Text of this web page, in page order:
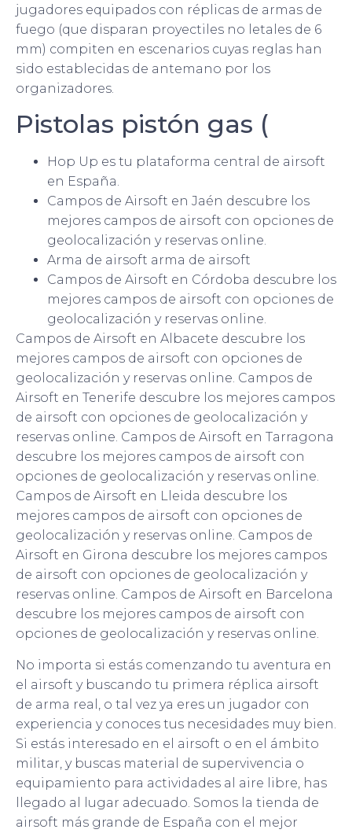
jugadores equipados con réplicas de armas de
fuego (que disparan proyectiles no letales de 6
mm) compiten en escenarios cuyas reglas han
sido establecidas de antemano por los
organizadores.
Pistolas pistón gas (
Hop Up es tu plataforma central de airsoft
en España.
Campos de Airsoft en Jaén descubre los
mejores campos de airsoft con opciones de
geolocalización y reservas online.
Arma de airsoft arma de airsoft
Campos de Airsoft en Córdoba descubre los
mejores campos de airsoft con opciones de
geolocalización y reservas online.
Campos de Airsoft en Albacete descubre los
mejores campos de airsoft con opciones de
geolocalización y reservas online. Campos de
Airsoft en Tenerife descubre los mejores campos
de airsoft con opciones de geolocalización y
reservas online. Campos de Airsoft en Tarragona
descubre los mejores campos de airsoft con
opciones de geolocalización y reservas online.
Campos de Airsoft en Lleida descubre los
mejores campos de airsoft con opciones de
geolocalización y reservas online. Campos de
Airsoft en Girona descubre los mejores campos
de airsoft con opciones de geolocalización y
reservas online. Campos de Airsoft en Barcelona
descubre los mejores campos de airsoft con
opciones de geolocalización y reservas online.
No importa si estás comenzando tu aventura en
el airsoft y buscando tu primera réplica airsoft
de arma real, o tal vez ya eres un jugador con
experiencia y conoces tus necesidades muy bien.
Si estás interesado en el airsoft o en el ámbito
militar, y buscas material de supervivencia o
equipamiento para actividades al aire libre, has
llegado al lugar adecuado. Somos la tienda de
airsoft más grande de España con el mejor